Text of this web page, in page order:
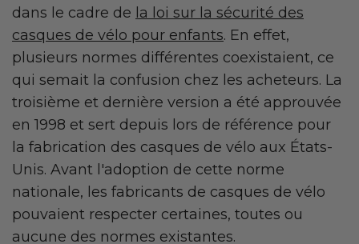
dans le cadre de la loi sur la sécurité des
casques de vélo pour enfants. En effet,
plusieurs normes différentes coexistaient, ce
qui semait la confusion chez les acheteurs. La
troisième et dernière version a été approuvée
en 1998 et sert depuis lors de référence pour
la fabrication des casques de vélo aux États-
Unis. Avant l'adoption de cette norme
nationale, les fabricants de casques de vélo
pouvaient respecter certaines, toutes ou
aucune des normes existantes.